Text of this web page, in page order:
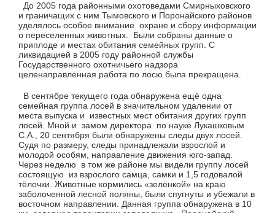
До 2005 года районными охотоведами Смирныховского
и граничащих с ним Тымовского и Поронайского районов
уделялось особое внимание охране и сбору информации
о переселенных животных. Были собраны данные о
приплоде и местах обитания семейных групп. С
ликвидацией в 2005 году районной службы
Государственного охотничьего надзора
целенаправленная работа по лосю была прекращена.
В сентябре текущего года обнаружена ещё одна
семейная группа лосей в значительном удалении от
места выпуска и известных мест обитания других групп
лосей. Мной и замом директора по науке Лукашковым
С.А., 20 сентября были обнаружены следы двух лосей.
Судя по размеру, следы принадлежали взрослой и
молодой особям, направление движения юго-запад.
Через неделю в том же районе мы видели группу лосей
состоящую из взрослого самца, самки и 1,5 годовалой
тёлочки. Животные кормились «зелёнкой» на краю
заболоченной лесной поляны, были спугнуты и убежали в
восточном направлении. Данная группа обнаружена в 10